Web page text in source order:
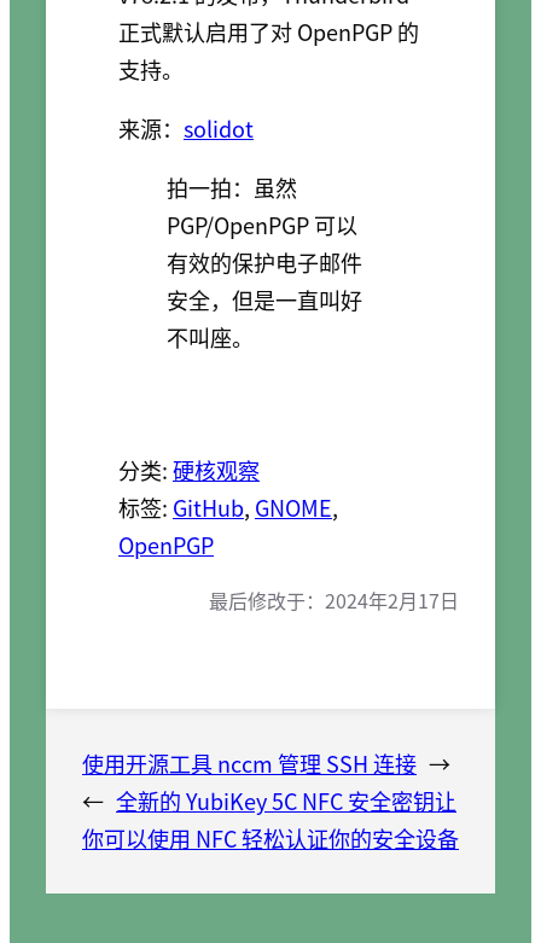
正式默认启用了对 OpenPGP 的
支持。
来源： solidot
拍一拍：虽然
PGP/OpenPGP 可以
有效的保护电子邮件
安全，但是一直叫好
不叫座。
分类:硬核观察
标签: GitHub, GNOME
OpenPGP
最后修改于： 2024年2月17日
使用开源工具 nccm 管理 SSH 连接 →
← 全新的 YubiKey 5C NFC 安全密钥让
你可以使用 NFC 轻松认证你的安全设备